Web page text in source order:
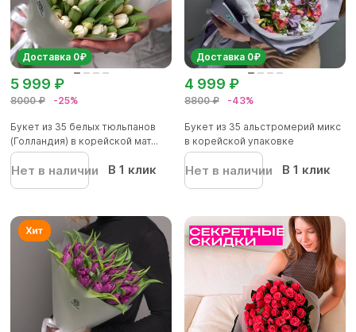
Доставка 0₽
8000 ₽ -25%
5 999 ₽
Букет из 35 белых тюльпанов
(Голландия) в корейской мат...
Нет в наличии В 1 клик
Доставка 0₽
8800 ₽ -43%
4 999 ₽
Букет из 35 альстромерий микс
в корейской упаковке
Нет в наличии В 1 клик